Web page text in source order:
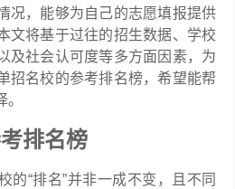
况，能够为自己的志愿填报提供
文将基于过往的招生数据、学校
及社会认可度等多方面因素，为
招名校的参考排名榜，希望能帮
排名榜
的“排名”并非一成不变，且不同